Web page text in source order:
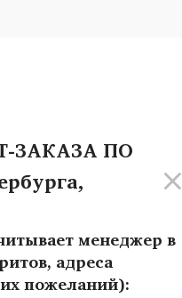
ЗАКАЗА ПО
менеджер в
адреса
пожеланий):